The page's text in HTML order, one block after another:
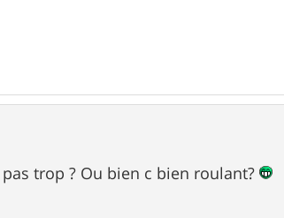
trop ? Ou bien c bien roulant?